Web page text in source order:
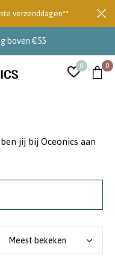
0 0
boven €55
verzenddagen**
jij bij Oceonics aan